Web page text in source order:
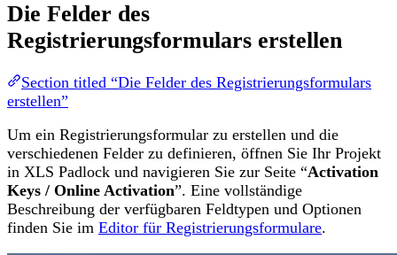
Die Felder des
Registrierungsformulars erstellen
Section titled “Die Felder des Registrierungsformulars
erstellen”
Um ein Registrierungsformular zu erstellen und die
verschiedenen Felder zu definieren, öffnen Sie Ihr Projekt
in XLS Padlock und navigieren Sie zur Seite “Activation
Keys / Online Activation”. Eine vollständige
Beschreibung der verfügbaren Feldtypen und Optionen
finden Sie im Editor für Registrierungsformulare.